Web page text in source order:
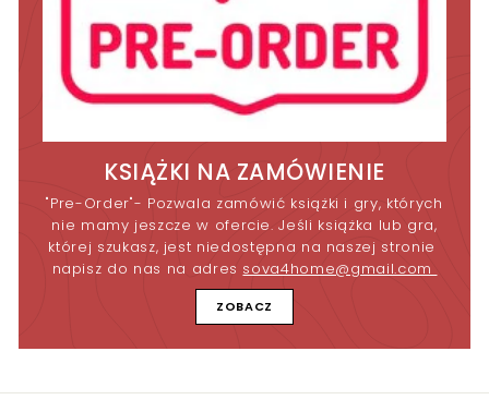
KSIĄŻKI NA ZAMÓWIENIE
"Pre-Order"- Pozwala zamówić książki i gry, których
nie mamy jeszcze w ofercie. Jeśli książka lub gra,
której szukasz, jest niedostępna na naszej stronie
napisz do nas na adres sova4home@gmail.com
ZOBACZ